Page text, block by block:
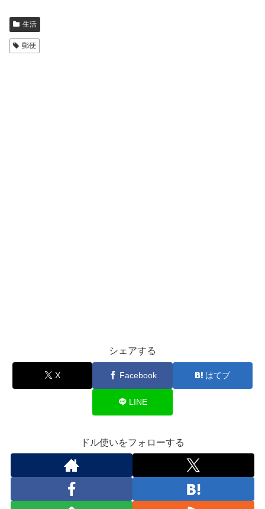
生活
郵便
シェアする
X Facebook はてブ
LINE
ドル使いをフォローする